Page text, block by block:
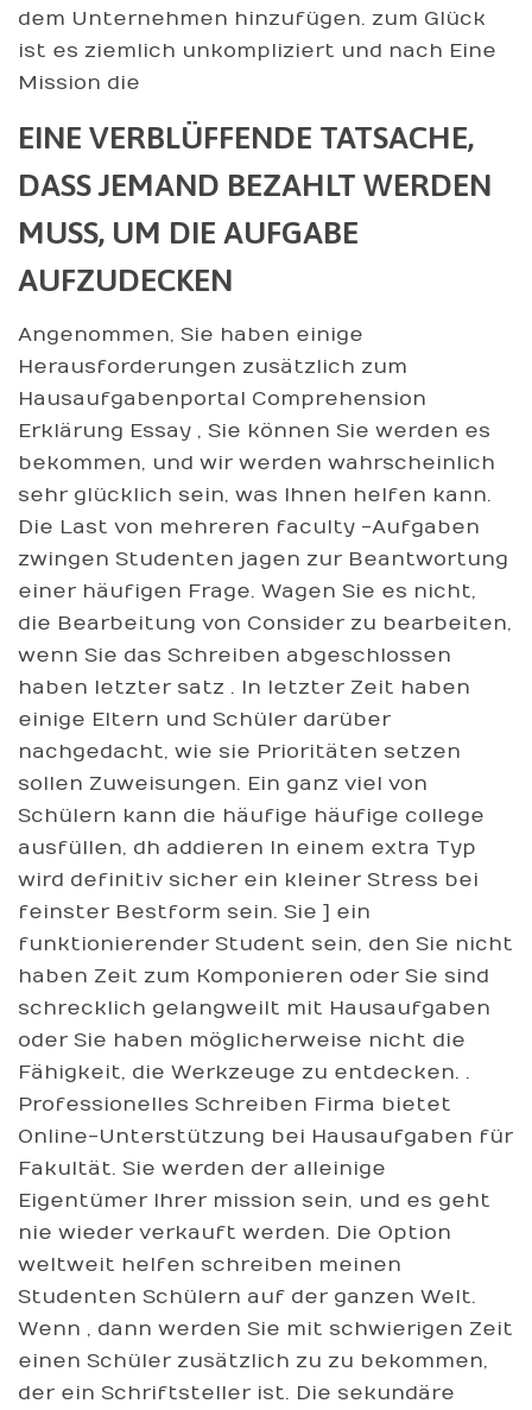
dem Unternehmen hinzufügen. zum Glück
ist es ziemlich unkompliziert und nach Eine
Mission die
EINE VERBLÜFFENDE TATSACHE,
DASS JEMAND BEZAHLT WERDEN
MUSS, UM DIE AUFGABE
AUFZUDECKEN
Angenommen, Sie haben einige
Herausforderungen zusätzlich zum
Hausaufgabenportal Comprehension
Erklärung Essay , Sie können Sie werden es
bekommen, und wir werden wahrscheinlich
sehr glücklich sein, was Ihnen helfen kann.
Die Last von mehreren faculty -Aufgaben
zwingen Studenten jagen zur Beantwortung
einer häufigen Frage. Wagen Sie es nicht,
die Bearbeitung von Consider zu bearbeiten,
wenn Sie das Schreiben abgeschlossen
haben letzter satz . In letzter Zeit haben
einige Eltern und Schüler darüber
nachgedacht, wie sie Prioritäten setzen
sollen Zuweisungen. Ein ganz viel von
Schülern kann die häufige häufige college
ausfüllen, dh addieren In einem extra Typ
wird definitiv sicher ein kleiner Stress bei
feinster Bestform sein. Sie ] ein
funktionierender Student sein, den Sie nicht
haben Zeit zum Komponieren oder Sie sind
schrecklich gelangweilt mit Hausaufgaben
oder Sie haben möglicherweise nicht die
Fähigkeit, die Werkzeuge zu entdecken. .
Professionelles Schreiben Firma bietet
Online-Unterstützung bei Hausaufgaben für
Fakultät. Sie werden der alleinige
Eigentümer Ihrer mission sein, und es geht
nie wieder verkauft werden. Die Option
weltweit helfen schreiben meinen
Studenten Schülern auf der ganzen Welt.
Wenn , dann werden Sie mit schwierigen Zeit
einen Schüler zusätzlich zu zu bekommen,
der ein Schriftsteller ist. Die sekundäre